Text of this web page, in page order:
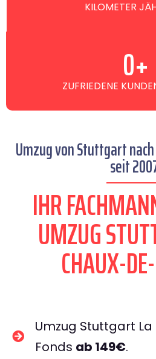
KILOMETER
ZUFRIEDENE 0+
Umzug von Stuttgart
seit
IHR
UMZUG
CHAUX-
Umzug Stuttgart
Fonds ab 149€.